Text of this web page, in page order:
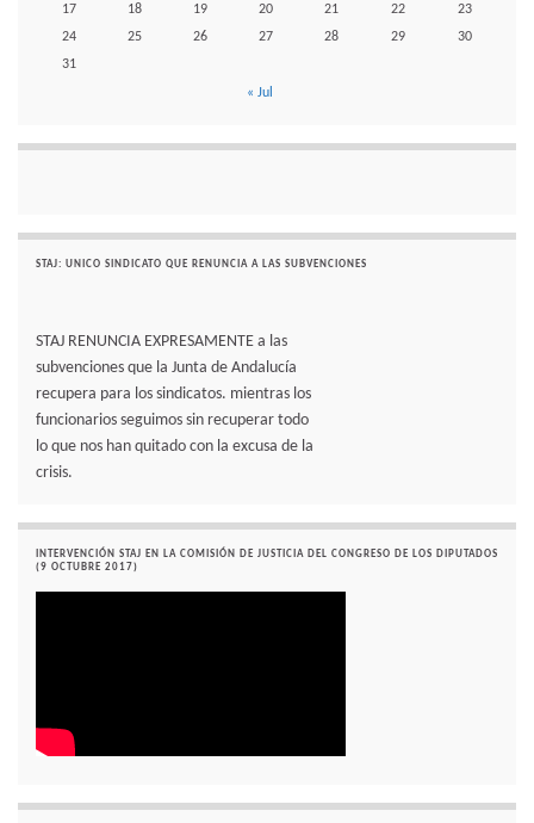
17
18 19 20 21 22
23
24
25 26 27 28 29
30
31
« Jul
STAJ: UNICO SINDICATO QUE RENUNCIA A LAS SUBVENCIONES
STAJ RENUNCIA EXPRESAMENTE a las
subvenciones que la Junta de Andalucía
recupera para los sindicatos. mientras los
funcionarios seguimos sin recuperar todo
lo que nos han quitado con la excusa de la
crisis.
INTERVENCIÓN STAJ EN LA COMISIÓN DE JUSTICIA DEL CONGRESO DE LOS DIPUTADOS
(9 OCTUBRE 2017)